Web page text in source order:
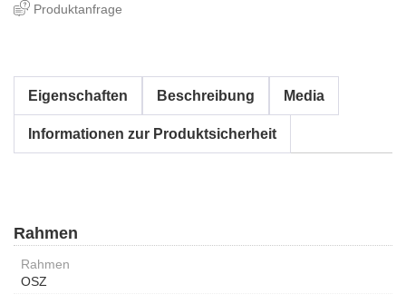
Produktanfrage
Eigenschaften Beschreibung Media
Informationen zur Produktsicherheit
Rahmen
Rahmen
OSZ